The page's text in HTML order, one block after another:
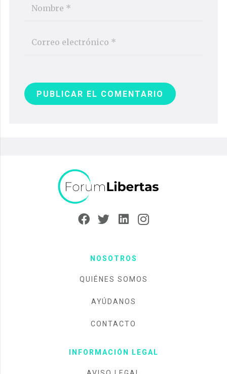
PUBLICAR EL COMENTARIO
NOSOTROS
QUIÉNES SOMOS
AYÚDANOS
CONTACTO
INFORMACIÓN LEGAL